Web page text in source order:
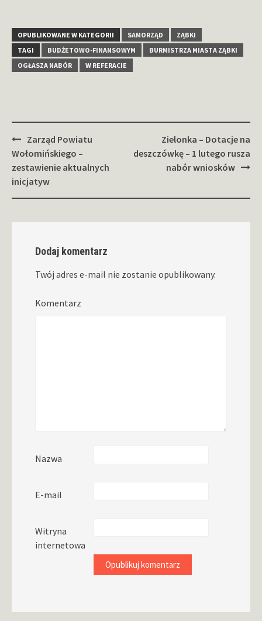
OPUBLIKOWANE W KATEGORII SAMORZĄD
ZĄBKI
TAGI
BUDŻETOWO-FINANSOWYM
BURMISTRZA MIASTA ZĄBKI
OGŁASZA NABÓR
W REFERACIE
Zobacz
wpisy
Zarząd Powiatu
Wołomińskiego –
zestawienie aktualnych
inicjatyw
Zielonka – Dotacje na
deszczówkę – 1 lutego rusza
nabór wniosków
Dodaj komentarz
Twój adres e-mail nie zostanie opublikowany.
Komentarz
Nazwa
E-mail
Witryna
internetowa